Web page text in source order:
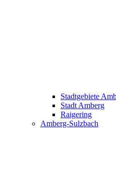
Stadtgebiete
Stadt Amberg
Raigering
Amberg-Sulzbach